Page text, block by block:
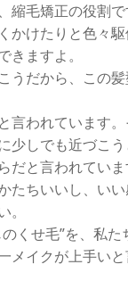
毛矯正の役割
けたりと色々
ますよ。
だから、この
われています
しでも近づこ
と言われていま
ちいいし、い
くせ毛”を、私
イクが上手いと